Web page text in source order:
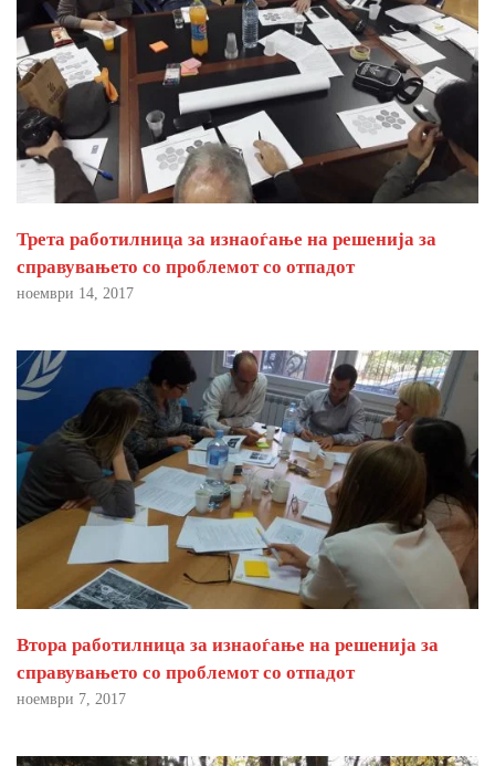
Трета работилница за изнаоѓање на решенија за
справувањето со проблемот со отпадот
ноември 14, 2017
Втора работилница за изнаоѓање на решенија за
справувањето со проблемот со отпадот
ноември 7, 2017